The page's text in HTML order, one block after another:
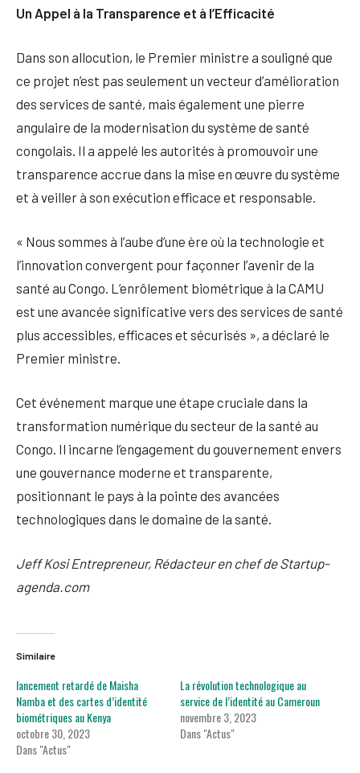
Un Appel à la Transparence et à l’Efficacité
Dans son allocution, le Premier ministre a souligné que
ce projet n’est pas seulement un vecteur d’amélioration
des services de santé, mais également une pierre
angulaire de la modernisation du système de santé
congolais. Il a appelé les autorités à promouvoir une
transparence accrue dans la mise en œuvre du système
et à veiller à son exécution efficace et responsable.
« Nous sommes à l’aube d’une ère où la technologie et
l’innovation convergent pour façonner l’avenir de la
santé au Congo. L’enrôlement biométrique à la CAMU
est une avancée significative vers des services de santé
plus accessibles, efficaces et sécurisés », a déclaré le
Premier ministre.
Cet événement marque une étape cruciale dans la
transformation numérique du secteur de la santé au
Congo. Il incarne l’engagement du gouvernement envers
une gouvernance moderne et transparente,
positionnant le pays à la pointe des avancées
technologiques dans le domaine de la santé.
Jeff Kosi Entrepreneur, Rédacteur en chef de Startup-
agenda.com
Similaire
lancement retardé de Maisha
Namba et des cartes d’identité
biométriques au Kenya
octobre 30, 2023
Dans "Actus"
La révolution technologique au
service de l’identité au Cameroun
novembre 3, 2023
Dans "Actus"